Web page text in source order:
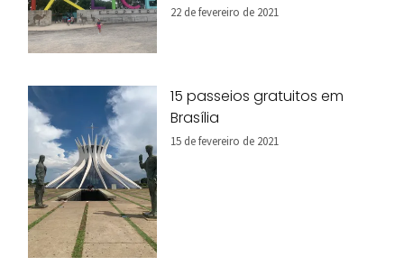
22 de fevereiro de 2021
15 passeios gratuitos em
Brasília
15 de fevereiro de 2021